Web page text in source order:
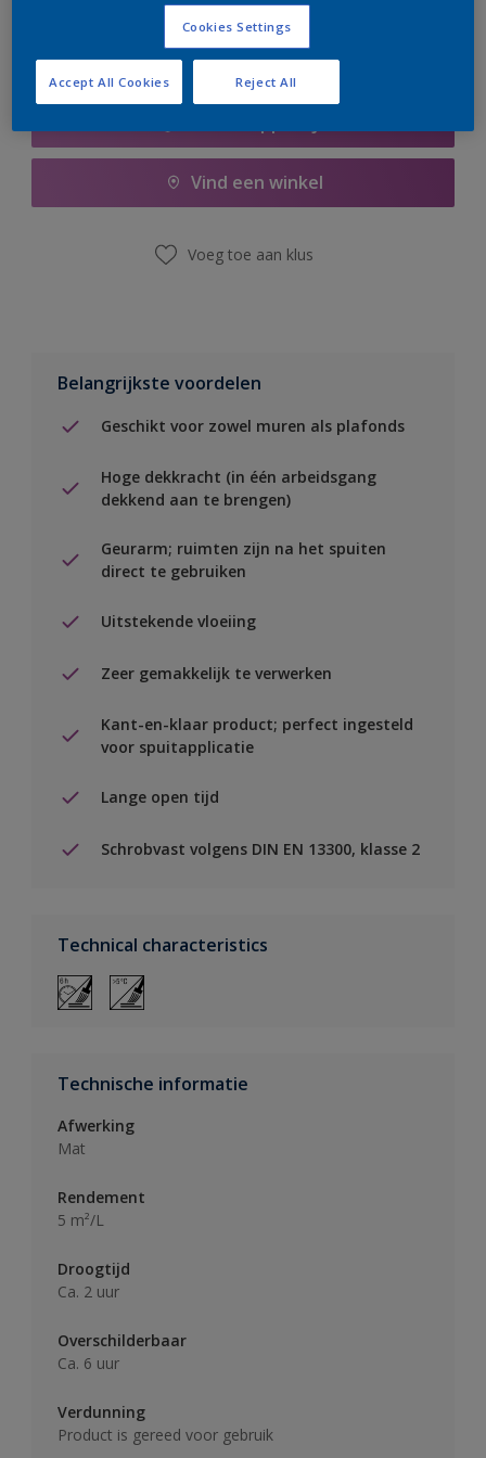
Vind een winkel
Voeg toe aan klus
Belangrijkste voordelen
Geschikt voor zowel muren als plafonds
Hoge dekkracht (in één arbeidsgang
dekkend aan te brengen)
Geurarm; ruimten zijn na het spuiten
direct te gebruiken
Uitstekende vloeiing
Zeer gemakkelijk te verwerken
Kant-en-klaar product; perfect ingesteld
voor spuitapplicatie
Lange open tijd
Schrobvast volgens DIN EN 13300, klasse 2
Technical characteristics
Technische informatie
Afwerking
Mat
Rendement
5 m²/L
Droogtijd
Ca. 2 uur
Overschilderbaar
Ca. 6 uur
Verdunning
Product is gereed voor gebruik
Cookies Settings
Reject All
Accept All Cookies